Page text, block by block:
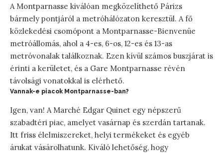
A Montparnasse kiválóan megközelíthető Párizs
bármely pontjáról a metróhálózaton keresztül. A fő
közlekedési csomópont a Montparnasse-Bienvenüe
metróállomás, ahol a 4-es, 6-os, 12-es és 13-as
metróvonalak találkoznak. Ezen kívül számos buszjárat is
érinti a kerületet, és a Gare Montparnasse révén
távolsági vonatokkal is elérhető.
Vannak-e piacok Montparnasse-ban?
Igen, van! A Marché Edgar Quinet egy népszerű
szabadtéri piac, amelyet vasárnap és szerdán tartanak.
Itt friss élelmiszereket, helyi termékeket és egyéb
árukat vásárolhatunk. Kiváló lehetőség, hogy